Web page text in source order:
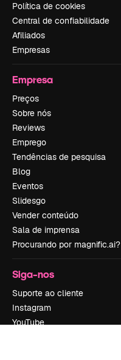
Política de cookies
Central de confiabilidade
Afiliados
Empresas
Empresa
Preços
Sobre nós
Reviews
Emprego
Tendências de pesquisa
Blog
Eventos
Slidesgo
Vender conteúdo
Sala de imprensa
Procurando por magnific.ai?
Siga-nos
Suporte ao cliente
Instagram
YouTube